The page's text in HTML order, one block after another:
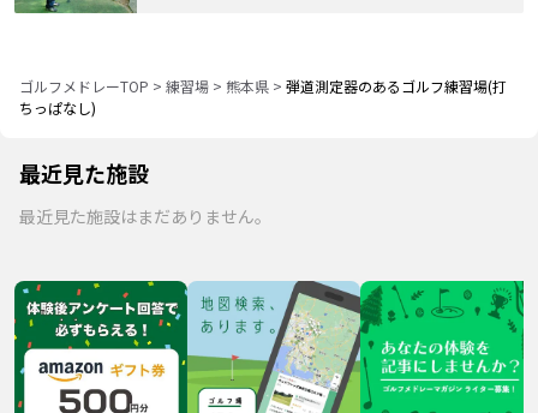
ゴルフメドレーTOP > 練習場 > 熊本県 > 弾道測定器のあるゴルフ練習場(打
ちっぱなし)
最近見た施設
最近見た施設はまだありません。